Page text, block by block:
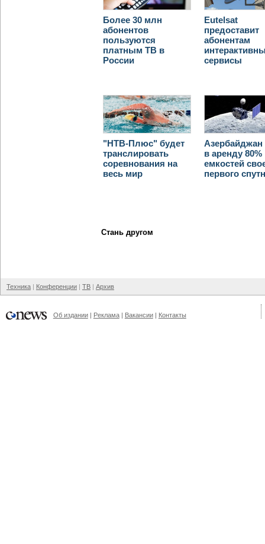
Более 30 млн
абонентов
пользуются
платным ТВ в
России
Eutelsat
предоставит
абонентам
сервисы
"НТВ-Плюс" будет
транслировать
соревнования на
весь мир
Азербайджан
в аренду 80%
емкостей
первого
Стань другом
Техника Конференции ТВ Архив
Об издании Реклама Вакансии Контакты